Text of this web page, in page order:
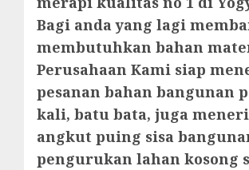
Bagi anda yang lagi
membutuhkan bahan
Perusahaan Kami siap
pesanan bahan bangunan
kali, batu bata, juga
angkut puing sisa
pengurukan lahan kosong